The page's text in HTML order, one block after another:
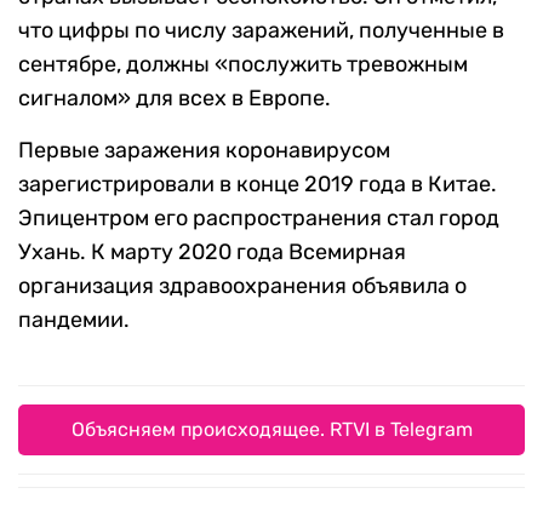
что цифры по числу заражений, полученные в
сентябре, должны «послужить тревожным
сигналом» для всех в Европе.
Первые заражения коронавирусом
зарегистрировали в конце 2019 года в Китае.
Эпицентром его распространения стал город
Ухань. К марту 2020 года Всемирная
организация здравоохранения объявила о
пандемии.
Объясняем происходящее. RTVI в Telegram